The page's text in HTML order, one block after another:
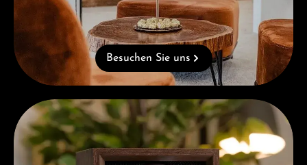
Besuchen Sie uns
Kostenloses Geschenk ab einem Einkauf von 1.000 €